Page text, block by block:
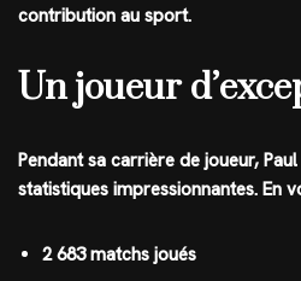
contribution au sport.
Un joueur
Pendant sa carrière de joueur,
statistiques impressionnantes. En
2 683 matchs joués